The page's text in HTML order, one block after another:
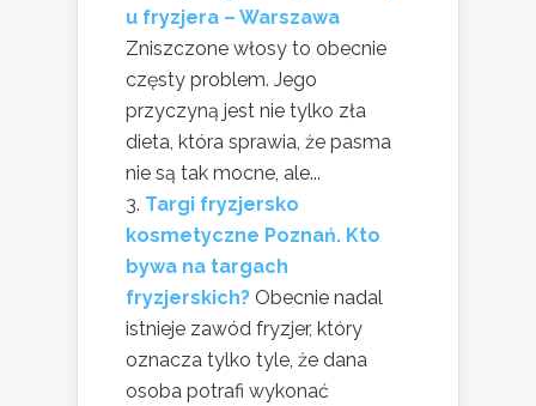
u fryzjera – Warszawa
Zniszczone włosy to obecnie
częsty problem. Jego
przyczyną jest nie tylko zła
dieta, która sprawia, że pasma
nie są tak mocne, ale...
Targi fryzjersko
kosmetyczne Poznań. Kto
bywa na targach
fryzjerskich? Obecnie nadal
istnieje zawód fryzjer, który
oznacza tylko tyle, że dana
osoba potrafi wykonać